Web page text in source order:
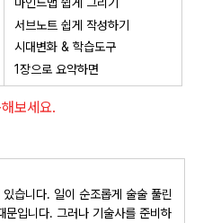
서브노트 쉽게 작성하기
시대변화 & 학습도구
1장으로 요약하면
보세요.
습니다. 일이 순조롭게 술술 풀린
문입니다. 그러나 기술사를 준비하